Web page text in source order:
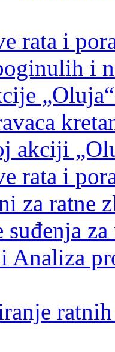
rata i
i
akciji
rata i
za ratne
suđenja
Analiza